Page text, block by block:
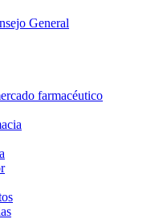
General
farmacéutico